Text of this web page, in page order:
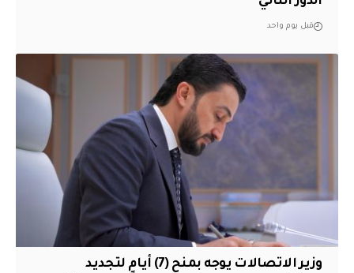
قبل يوم واحد
وزير الاتصالات يوجه بمنح (7) أيام لتجديد